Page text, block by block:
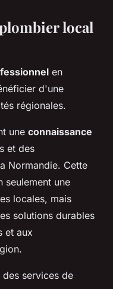
local
en
d'une
régionales.
une connaissance
et des
Normandie. Cette
seulement une
locales, mais
solutions durables
et aux
des services de